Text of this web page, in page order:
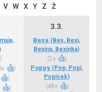
V W X Y Z Ž
)
)
)
)
3.3.
Bexa (Bex, Bexi,
Bexina, Bexinka)
(2x )
Poppy(Pop, Popi,
Popísek)
(48x
)